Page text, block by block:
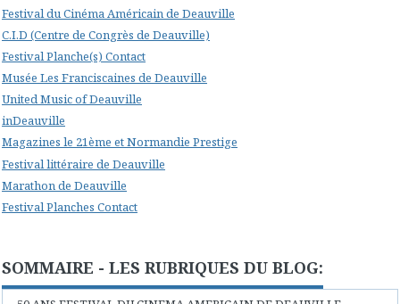
Festival du Cinéma Américain de Deauville
C.I.D (Centre de Congrès de Deauville)
Festival Planche(s) Contact
Musée Les Franciscaines de Deauville
United Music of Deauville
inDeauville
Magazines le 21ème et Normandie Prestige
Festival littéraire de Deauville
Marathon de Deauville
Festival Planches Contact
SOMMAIRE - LES RUBRIQUES DU BLOG: